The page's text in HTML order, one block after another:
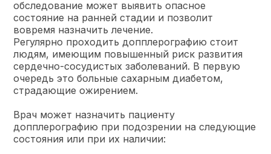
обследование может выявить опасное
состояние на ранней стадии и позволит
вовремя назначить лечение.
Регулярно проходить допплерографию стоит
людям, имеющим повышенный риск развития
сердечно-сосудистых заболеваний. В первую
очередь это больные сахарным диабетом,
страдающие ожирением.
Врач может назначить пациенту
допплерографию при подозрении на следующие
состояния или при их наличии: